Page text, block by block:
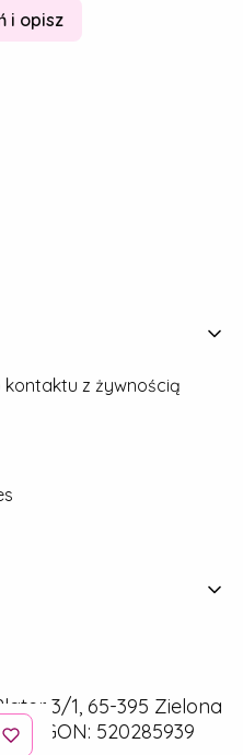
i opisz
z żywnością
3/1, 65-395 Zielona
| REGON: 520285939